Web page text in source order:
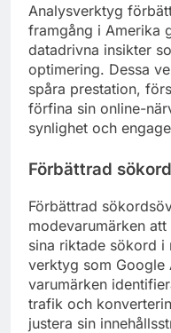
Analysverktyg
framgång i Amerika
datadrivna insikter
optimering. Dessa
spåra prestation,
förfina sin online-
synlighet och
Förbättrad
Förbättrad
modevarumärken
sina riktade sökord i
verktyg som Google
varumärken
trafik och
justera sin